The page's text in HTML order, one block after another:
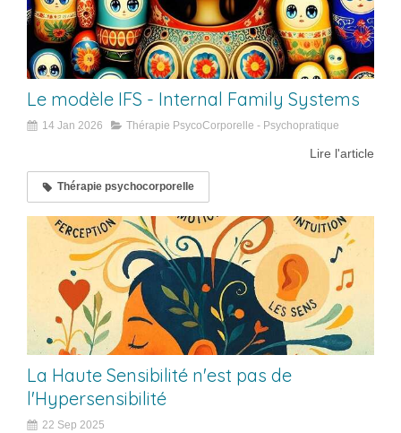
Le modèle IFS - Internal Family Systems
14 Jan 2026 Thérapie PsycoCorporelle - Psychopratique
Lire l'article
Thérapie psychocorporelle
La Haute Sensibilité n'est pas de
l'Hypersensibilité
22 Sep 2025